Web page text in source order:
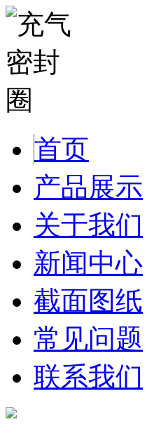
首页
产品展示
关于我们
新闻中心
截面图纸
常见问题
联系我们